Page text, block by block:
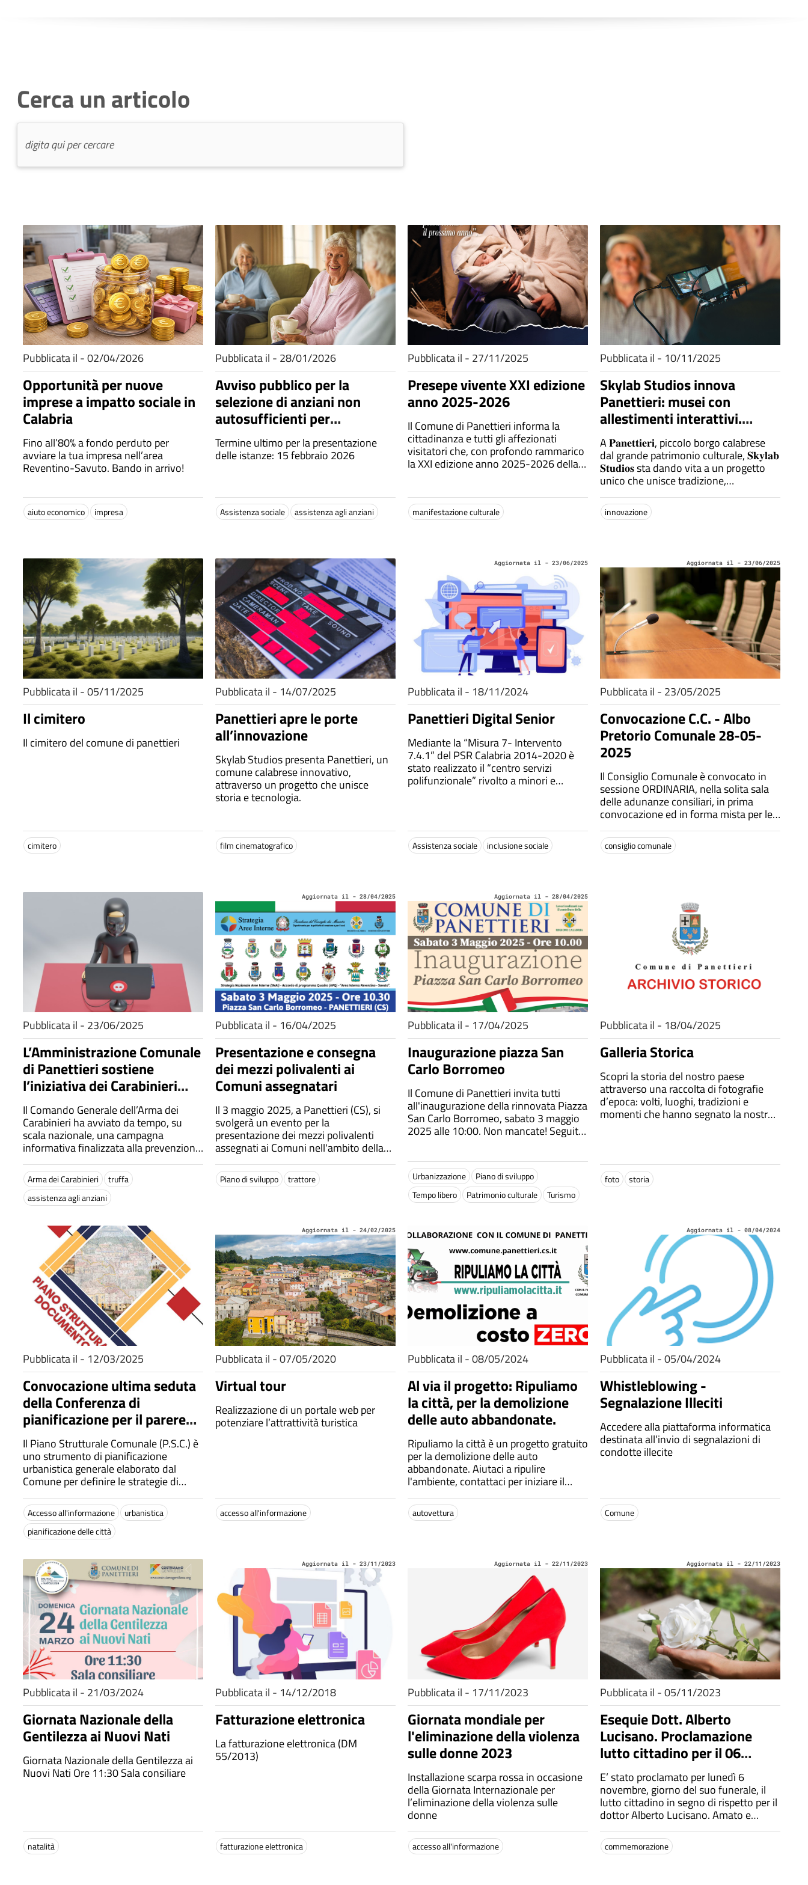
Cerca un articolo
Pubblicata il - 02/04/2026
Opportunità per nuove
imprese a impatto sociale in
Calabria
Fino all’80% a fondo perduto per
avviare la tua impresa nell’area
Reventino-Savuto. Bando in arrivo!
aiuto economico impresa
Pubblicata il - 28/01/2026
Avviso pubblico per la
selezione di anziani non
autosufficienti per
l’autonomia
Termine ultimo per la presentazione
delle istanze: 15 febbraio 2026
Assistenza sociale assistenza agli anziani
Pubblicata il - 27/11/2025
Presepe vivente XXI edizione
anno 2025-2026
Il Comune di Panettieri informa la
cittadinanza e tutti gli affezionati
visitatori che, con profondo rammarico
la XXI edizione anno 2025-2026 della
luogo.
manifestazione culturale
Pubblicata il - 10/11/2025
Skylab Studios innova
Panettieri: musei con
allestimenti interattivi.
Cultura che diventa
esperienza, un borgo che
guarda al futuro senza
perdere le radici.
A 𝐏𝐚𝐧𝐞𝐭𝐭𝐢𝐞𝐫𝐢, piccolo borgo calabrese
dal grande patrimonio culturale, 𝐒𝐤𝐲𝐥𝐚𝐛
𝐒𝐭𝐮𝐝𝐢𝐨𝐬 sta dando vita a un progetto
unico che unisce tradizione,
innovazione e accessibilità.
innovazione
Pubblicata il - 05/11/2025
Il cimitero
Il cimitero del comune di panettieri
cimitero
Pubblicata il - 14/07/2025
Panettieri apre le porte
all’innovazione
Skylab Studios presenta Panettieri, un
comune calabrese innovativo,
attraverso un progetto che unisce
storia e tecnologia.
film cinematografico
Aggiornata il - 23/06/2025
Pubblicata il - 18/11/2024
Panettieri Digital Senior
Mediante la “Misura 7- Intervento
7.4.1” del PSR Calabria 2014-2020 è
stato realizzato il “centro servizi
polifunzionale” rivolto a minori e
Assistenza sociale inclusione sociale
Aggiornata il - 23/06/2025
Pubblicata il - 23/05/2025
Convocazione C.C. - Albo
Pretorio Comunale 28-05-
2025
Il Consiglio Comunale è convocato in
sessione ORDINARIA, nella solita sala
delle adunanze consiliari, in prima
convocazione ed in forma mista per le
ore 17:30 del giorno 28 Maggio 2025
consiglio comunale
Pubblicata il - 23/06/2025
L’Amministrazione Comunale
di Panettieri sostiene
l’iniziativa dei Carabinieri
contro le truffe agli anziani
per informare e proteggere i
cittadini più vulnerabili.
Il Comando Generale dell’Arma dei
Carabinieri ha avviato da tempo, su
scala nazionale, una campagna
informativa finalizzata alla prevenzione
delle truffe ai danni delle persone
anziane.
Arma dei Carabinieri
truffa
assistenza agli anziani
Aggiornata il - 28/04/2025
Pubblicata il - 16/04/2025
Presentazione e consegna
dei mezzi polivalenti ai
Comuni assegnatari
Il 3 maggio 2025, a Panettieri (CS), si
svolgerà un evento per la
presentazione dei mezzi polivalenti
assegnati ai Comuni nell'ambito della
Strategia Nazionale Aree Interne.
Parteciperanno sindaci ed esperti, con
l'assessore Gianluca Gallo e il giornali
Piano di sviluppo trattore
Aggiornata il - 28/04/2025
Pubblicata il - 17/04/2025
Inaugurazione piazza San
Carlo Borromeo
Il Comune di Panettieri invita tutti
all'inaugurazione della rinnovata Piazza
San Carlo Borromeo, sabato 3 maggio
2025 alle 10:00. Non mancate! Seguite
Urbanizzazione
Piano di sviluppo
Tempo libero
Patrimonio culturale Turismo
Pubblicata il - 18/04/2025
Galleria Storica
Scopri la storia del nostro paese
attraverso una raccolta di fotografie
d’epoca: volti, luoghi, tradizioni e
momenti che hanno segnato la nostra
foto storia
Pubblicata il - 12/03/2025
Convocazione ultima seduta
della Conferenza di
pianificazione per il parere
definitivo relativo al
Documento Preliminare del
Piano Strutturale Comunale
(PSC)
Il Piano Strutturale Comunale (P.S.C.) è
uno strumento di pianificazione
urbanistica generale elaborato dal
Comune per definire le strategie di
sviluppo del territorio e garantirne la
tutela ambientale e fisica.
Accesso all'informazione
urbanistica
pianificazione delle città
Aggiornata il - 24/02/2025
Pubblicata il - 07/05/2020
Virtual tour
Realizzazione di un portale web per
potenziare l’attrattività turistica
accesso all'informazione
Pubblicata il - 08/05/2024
Al via il progetto: Ripuliamo
la città, per la demolizione
delle auto abbandonate.
Ripuliamo la città è un progetto gratuito
per la demolizione delle auto
abbandonate. Aiutaci a ripulire
l'ambiente, contattaci per iniziare il
progetto! Numero: 0248401256. Email:
info@ripuliamolacitta.it. Sito web:
https://www.ripuliamolacitta.it/
autovettura
Aggiornata il - 08/04/2024
Pubblicata il - 05/04/2024
Whistleblowing -
Segnalazione Illeciti
Accedere alla piattaforma informatica
destinata all’invio di segnalazioni di
condotte illecite
Comune
Pubblicata il - 21/03/2024
Giornata Nazionale della
Gentilezza ai Nuovi Nati
Giornata Nazionale della Gentilezza ai
Nuovi Nati Ore 11:30 Sala consiliare
natalità
Aggiornata il - 23/11/2023
Pubblicata il - 14/12/2018
Fatturazione elettronica
La fatturazione elettronica (DM
55/2013)
fatturazione elettronica
Aggiornata il - 22/11/2023
Pubblicata il - 17/11/2023
Giornata mondiale per
l'eliminazione della violenza
sulle donne 2023
Installazione scarpa rossa in occasione
della Giornata Internazionale per
l’eliminazione della violenza sulle
donne
accesso all'informazione
Aggiornata il - 22/11/2023
Pubblicata il - 05/11/2023
Esequie Dott. Alberto
Lucisano. Proclamazione
lutto cittadino per il 06
novembre 2023
E’ stato proclamato per lunedì 6
novembre, giorno del suo funerale, il
lutto cittadino in segno di rispetto per il
dottor Alberto Lucisano. Amato e
stimato, sarà ricordato per la sua
professionalità e la sua attenzione ai
bisogni delle persone, sempre gentile e
commemorazione